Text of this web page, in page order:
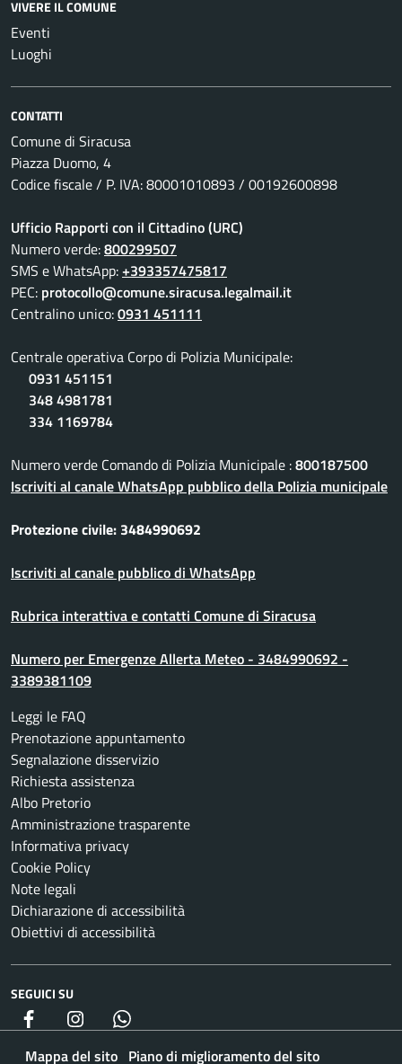
VIVERE IL COMUNE
Eventi
Luoghi
CONTATTI
Comune di Siracusa
Piazza Duomo, 4
Codice fiscale / P. IVA: 80001010893 / 00192600898
Ufficio Rapporti con il Cittadino (URC)
Numero verde:800299507
SMS e WhatsApp:+393357475817
PEC: protocollo@comune.siracusa.legalmail.it
Centralino unico:0931 451111
Centrale operativa Corpo di Polizia Municipale:
0931 451151
348 4981781
334 1169784
Numero verde Comando di Polizia Municipale :800187500
Iscriviti al canale WhatsApp pubblico della Polizia municipale
Protezione civile: 3484990692
Iscriviti al canale pubblico di WhatsApp
Rubrica interattiva e contatti Comune di Siracusa
Numero per Emergenze Allerta Meteo - 3484990692 -
3389381109
Leggi le FAQ
Prenotazione appuntamento
Segnalazione disservizio
Richiesta assistenza
Albo Pretorio
Amministrazione trasparente
Informativa privacy
Cookie Policy
Note legali
Dichiarazione di accessibilità
Obiettivi di accessibilità
SEGUICI SU
Facebook Instagram
Mappa del sito Piano di miglioramento del sito